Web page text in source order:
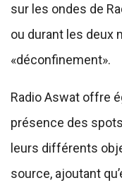
sur les ondes de
ou durant les deux
«déconfinement».
Radio Aswat offre
présence des
leurs différents
source, ajoutant